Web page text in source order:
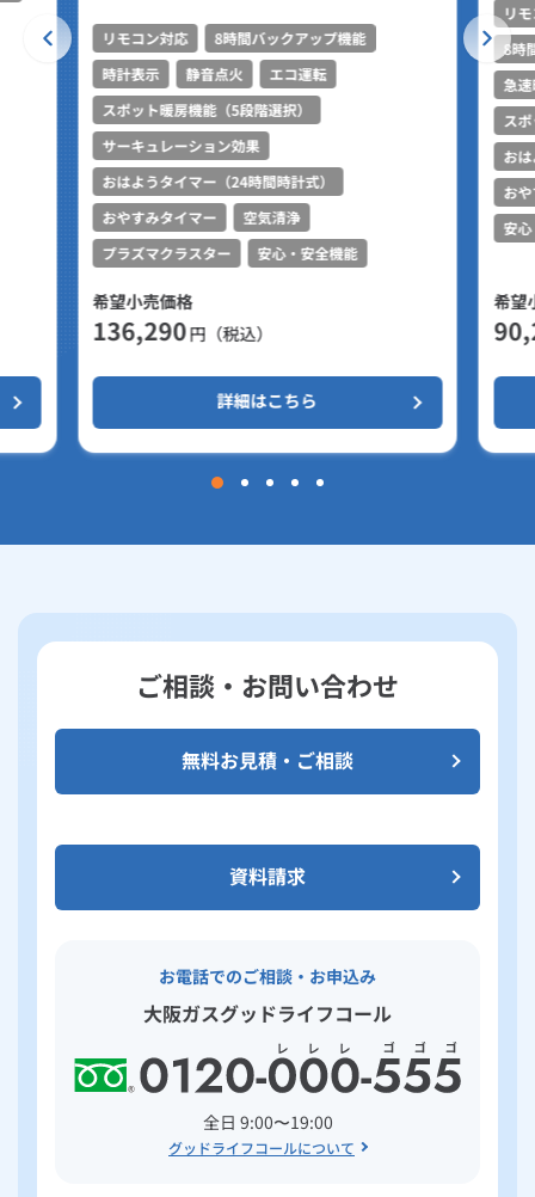
リモコン対応
8時間バックアップ機能
時計表示
静音点火
エコ運転
スポット暖房機能（5段階選択）
サーキュレーション効果
おはようタイマー（24時間時計式）
おやすみタイマー
空気清浄
プラズマクラスター
安心・安全機能
希望小売価格
136,290円（税込）
詳細はこちら
リ
8時
急
ス
お
お
安
希望
ご相談・お問い合わせ
無料お見積・ご相談
資料請求
お電話でのご相談・お申込み
大阪ガスグッドライフコール
全日 9:00〜19:00
グッドライフコールについて